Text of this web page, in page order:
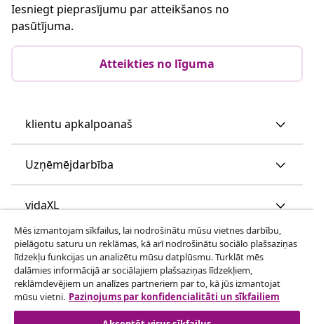
Iesniegt pieprasījumu par atteikšanos no
pasūtījuma.
Atteikties no līguma
klientu apkalpoanaš
Uzņēmējdarbība
vidaXL
Apskatiet vairāk
Mēs izmantojam sīkfailus, lai nodrošinātu mūsu vietnes darbību,
pielāgotu saturu un reklāmas, kā arī nodrošinātu sociālo plašsaziņas
līdzekļu funkcijas un analizētu mūsu datplūsmu. Turklāt mēs
dalāmies informācijā ar sociālajiem plašsaziņas līdzekļiem,
reklāmdevējiem un analīzes partneriem par to, kā jūs izmantojat
mūsu vietni. Paziņojums par konfidencialitāti un sīkfailiem